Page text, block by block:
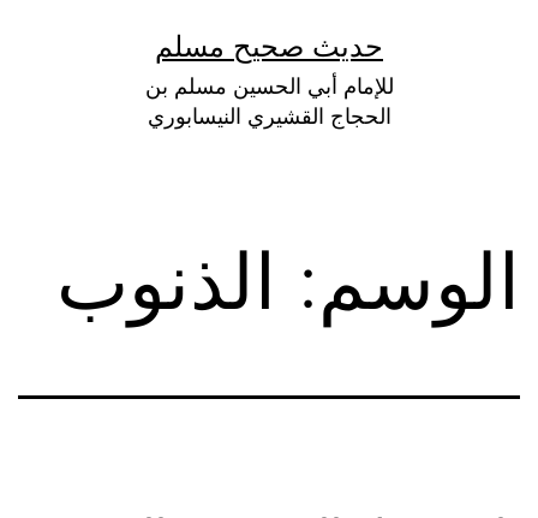
حديث صحيح مسلم
للإمام أبي الحسين مسلم بن
الحجاج القشيري النيسابوري
الوسم: الذنوب